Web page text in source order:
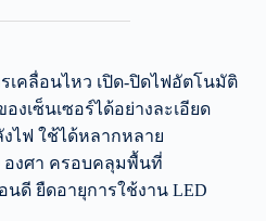
เคลื่อนไหว เปิด-ปิดไฟอัตโนมัติ
งเซ็นเซอร์ได้อย่างละเอียด
ไฟ ใช้ได้หลากหลาย
องศา ครอบคลุมพื้นที่
ดี ยืดอายุการใช้งาน LED